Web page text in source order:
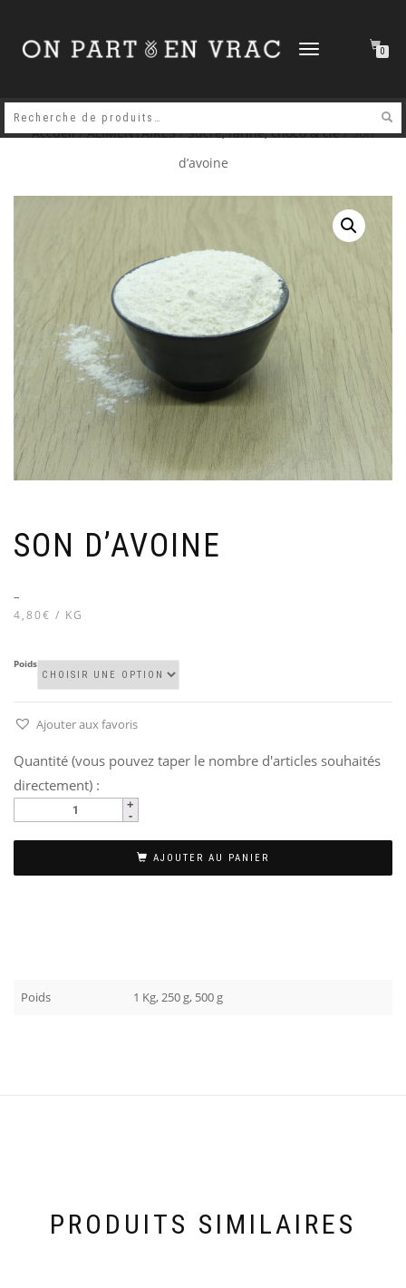
DÉPLIER
0
Accueil/ALIMENTAIRES/Sucre, farine, choco & cie/ Son
d’avoine
SON D’AVOINE
–
4,80€ / KG
Poids
Ajouter aux favoris
Quantité (vous pouvez taper le nombre d'articles souhaités
directement) :
AJOUTER AU PANIER
Poids 1 Kg, 250 g, 500 g
PRODUITS SIMILAIRES